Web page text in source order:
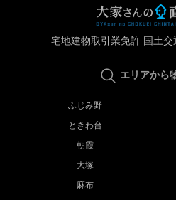
宅地建物取引業免許 国土交
エリアから
ふじみ野
ときわ台
朝霞
大塚
麻布